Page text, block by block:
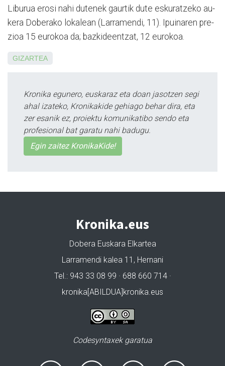
Liburua erosi nahi dutenek gaurtik dute eskuratzeko au­
kera Doberako lokalean (La­rra­mendi, 11). Ipuinaren pre­
zioa 15 eurokoa da; bazki­deentzat, 12 eurokoa.
GIZARTEA
Kronika egunero, euskaraz eta doan jasotzen segi
ahal izateko, Kronikakide gehiago behar dira, eta
zer esanik ez, proiektu komunikatibo sendo eta
profesional bat garatu nahi badugu.
Egin zaitez KronikaKide!
Kronika.eus
Dobera Euskara Elkartea
Larramendi kalea 11, Hernani
Tel.: 943 33 08 99 · 688 660 714 ·
kronika[ABILDUA]kronika.eus
Codesyntaxek garatua